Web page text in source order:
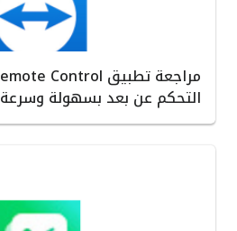
التحكم عن بعد بسهولة وسرعة